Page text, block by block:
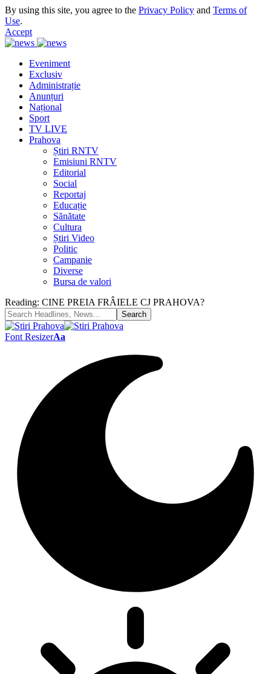
By using this site, you agree to the Privacy Policy and Terms of
Use.
Accept
Eveniment
Exclusiv
Administrație
Anunțuri
Național
Sport
TV LIVE
Prahova
Știri RNTV
Emisiuni RNTV
Editorial
Social
Reportaj
Educație
Sănătate
Cultura
Știri Video
Politic
Campanie
Diverse
Bursa de valori
Reading: CINE PREIA FRÂIELE CJ PRAHOVA?
Font ResizerAa